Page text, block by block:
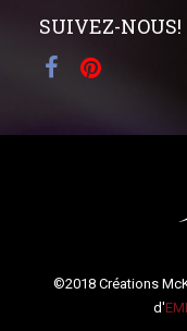
SUIVEZ-NOUS!
©2018 Créations
d'